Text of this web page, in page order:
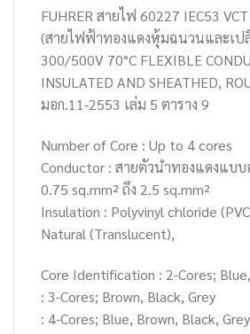
FUHRER สายไฟ 60227 IEC53
(สายไฟฟ้าทองแดงหุ้มฉนวนและเปลื
300/500V 70°C FLEXIBLE
INSULATED AND SHEATHED,
มอก.11-2553 เล่ม 5 ตาราง 9
Number of Core : Up to 4 cores
Conductor : สายตัวนำทองแดงแบ
0.75 sq.mm² ถึง 2.5 sq.mm²
Insulation : Polyvinyl chloride
Natural (Translucent),
Core Identification : 2-Cores;
: 3-Cores; Brown, Black, Grey
: 4-Cores; Blue, Brown, Black, Grey